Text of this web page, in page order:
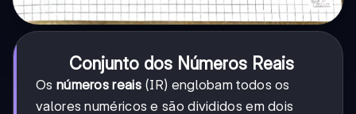
Conjunto dos Números Reais
Os números reais(IR) englobam todos os
valores numéricos e são divididos em dois